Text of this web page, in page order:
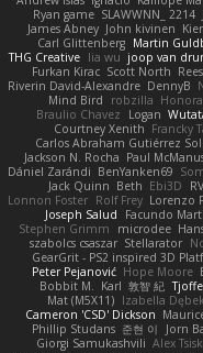
Ryan game SLAWWNN_ 2214
James Abney John kivinen
Carl Glittenberg Martin
THG Creative lia wu joop van
Furkan Kirac Scott North
Riverin David-Alexandre DennyB
Mind Bird
robzilla
Braulio Chavez
Logan
Courtney Xenith Francky
Carlos Abraham Gutiérrez
Jackson N. Rocha Paul
Dániel Zarándi BenYanken69
Jack Quinn Beth Ebi3D
Lonnon Foster Rolf Frey Lorenzo
Joseph Salud
Facundo
Stephen Grimm
microdee
szabolcs csaszar Stellarator
GearGrit - PS2 inspired 3D
Peter Pejanović Hope Moore
Bobbit M. Karl 敦智 紀
Mat (M5X11) Izabella Dębek
Cameron 'CSD' Dickson
Phillip Studans 준현 이 Jorn
Giorgi Samukashvili Alex